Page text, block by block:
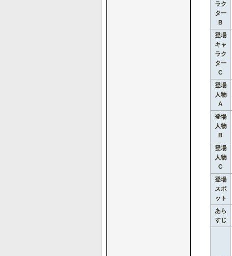
ラク
ター
B
登場
キャ
ラク
ター
C
登場
人物
A
登場
人物
B
登場
人物
C
登場
スポ
ット
あら
すじ